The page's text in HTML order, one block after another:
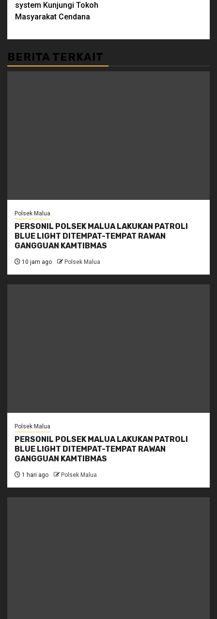
system Kunjungi Tokoh
Masyarakat Cendana
BERITA TERKAIT
Polsek Malua
PERSONIL POLSEK MALUA LAKUKAN PATROLI
BLUE LIGHT DITEMPAT-TEMPAT RAWAN
GANGGUAN KAMTIBMAS
10 jam ago Polsek Malua
Polsek Malua
PERSONIL POLSEK MALUA LAKUKAN PATROLI
BLUE LIGHT DITEMPAT-TEMPAT RAWAN
GANGGUAN KAMTIBMAS
1 hari ago Polsek Malua